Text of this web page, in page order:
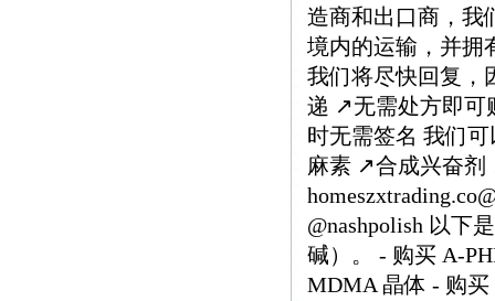
造商和出口商，我
境内的运输，并拥
我们将尽快回复，
递 ↗️无需处方即
时无需签名 我们
麻素 ↗️合成兴奋
@nashpolish 以下
碱）。 - 购买 A-
MDMA 晶体 - 购买